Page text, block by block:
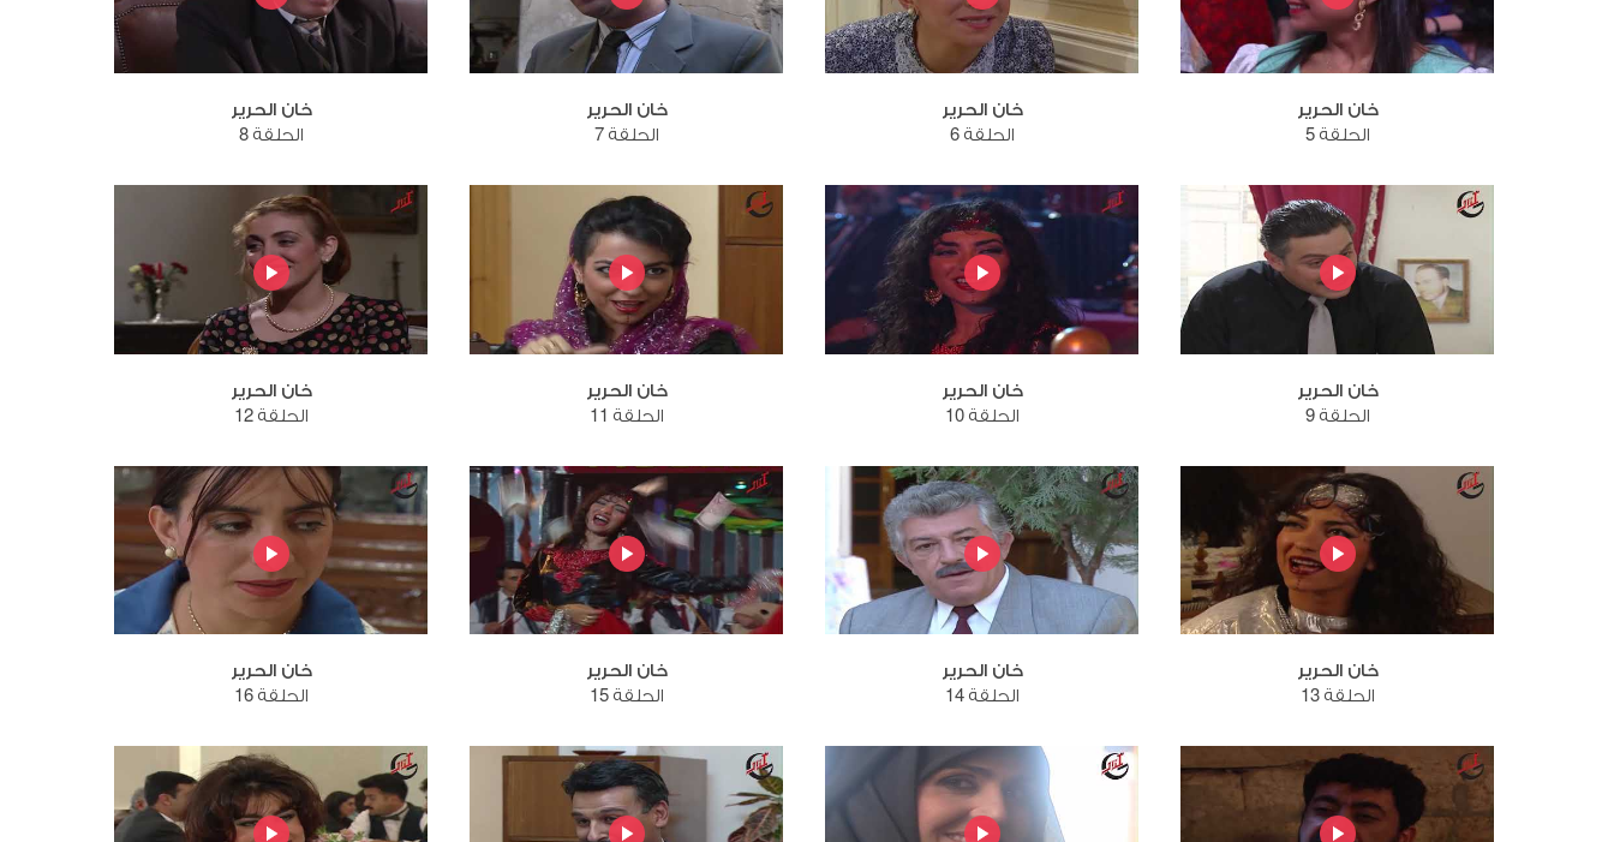
خان الحرير
الحلقة 5
خان الحرير
الحلقة 6
خان الحرير
الحلقة 7
خان الحرير
الحلقة 8
خان الحرير
الحلقة 9
خان الحرير
الحلقة 10
خان الحرير
الحلقة 11
خان الحرير
الحلقة 12
خان الحرير
الحلقة 13
خان الحرير
الحلقة 14
خان الحرير
الحلقة 15
خان الحرير
الحلقة 16